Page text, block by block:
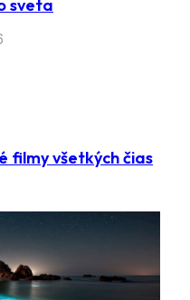
filmy všetkých čias